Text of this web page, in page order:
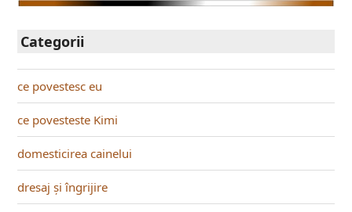
Categorii
ce povestesc eu
ce povesteste Kimi
domesticirea cainelui
dresaj și îngrijire